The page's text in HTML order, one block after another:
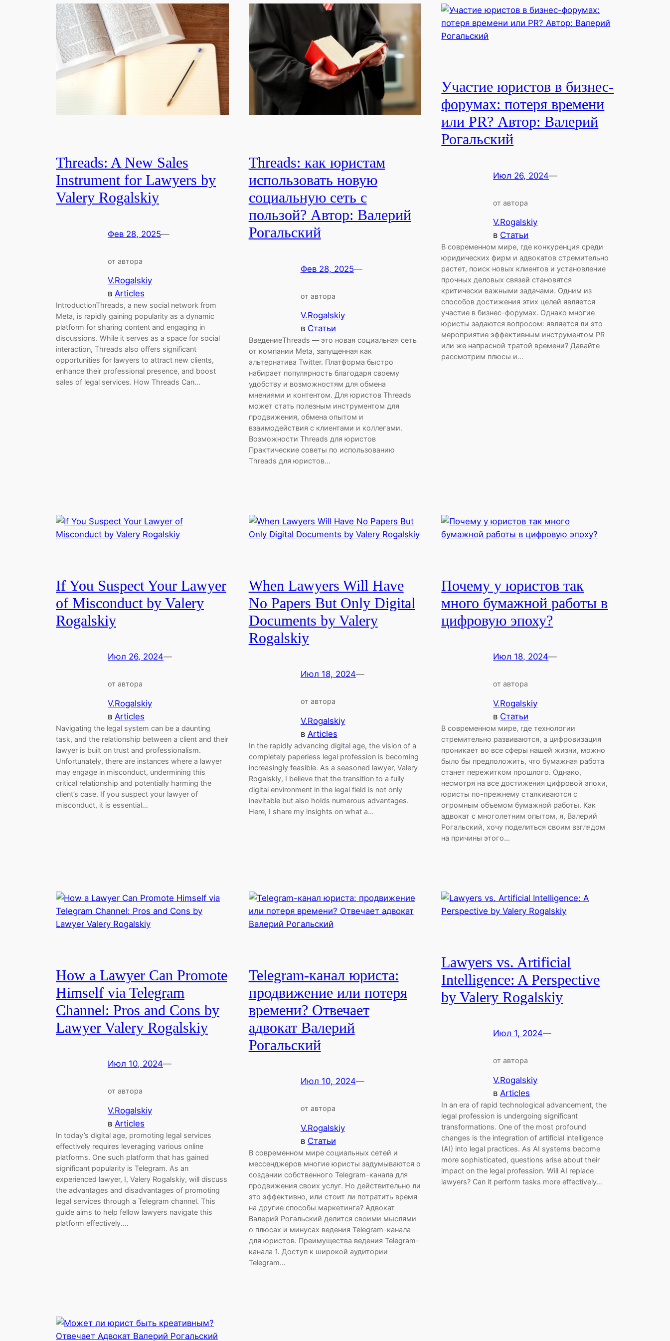
Threads: A New Sales
Instrument for Lawyers by
Valery Rogalskiy
Фев 28, 2025—
от автора
V.Rogalskiy
в Articles
IntroductionThreads, a new social network from
Meta, is rapidly gaining popularity as a dynamic
platform for sharing content and engaging in
discussions. While it serves as a space for social
interaction, Threads also offers significant
opportunities for lawyers to attract new clients,
enhance their professional presence, and boost
sales of legal services. How Threads Can…
Threads: как юристам
использовать новую
социальную сеть с
пользой? Автор: Валерий
Рогальский
Фев 28, 2025—
от автора
V.Rogalskiy
в Статьи
ВведениеThreads — это новая социальная сеть
от компании Meta, запущенная как
альтернатива Twitter. Платформа быстро
набирает популярность благодаря своему
удобству и возможностям для обмена
мнениями и контентом. Для юристов Threads
может стать полезным инструментом для
продвижения, обмена опытом и
взаимодействия с клиентами и коллегами.
Возможности Threads для юристов
Практические советы по использованию
Threads для юристов…
Участие юристов в бизнес-
форумах: потеря времени
или PR? Автор: Валерий
Рогальский
Июл 26, 2024—
от автора
V.Rogalskiy
в Статьи
В современном мире, где конкуренция среди
юридических фирм и адвокатов стремительно
растет, поиск новых клиентов и установление
прочных деловых связей становятся
критически важными задачами. Одним из
способов достижения этих целей является
участие в бизнес-форумах. Однако многие
юристы задаются вопросом: является ли это
мероприятие эффективным инструментом PR
или же напрасной тратой времени? Давайте
рассмотрим плюсы и…
If You Suspect Your Lawyer
of Misconduct by Valery
Rogalskiy
Июл 26, 2024—
от автора
V.Rogalskiy
в Articles
Navigating the legal system can be a daunting
task, and the relationship between a client and their
lawyer is built on trust and professionalism.
Unfortunately, there are instances where a lawyer
may engage in misconduct, undermining this
critical relationship and potentially harming the
client’s case. If you suspect your lawyer of
misconduct, it is essential…
When Lawyers Will Have
No Papers But Only Digital
Documents by Valery
Rogalskiy
Июл 18, 2024—
от автора
V.Rogalskiy
в Articles
In the rapidly advancing digital age, the vision of a
completely paperless legal profession is becoming
increasingly feasible. As a seasoned lawyer, Valery
Rogalskiy, I believe that the transition to a fully
digital environment in the legal field is not only
inevitable but also holds numerous advantages.
Here, I share my insights on what a…
Почему у юристов так
много бумажной работы в
цифровую эпоху?
Июл 18, 2024—
от автора
V.Rogalskiy
в Статьи
В современном мире, где технологии
стремительно развиваются, а цифровизация
проникает во все сферы нашей жизни, можно
было бы предположить, что бумажная работа
станет пережитком прошлого. Однако,
несмотря на все достижения цифровой эпохи,
юристы по-прежнему сталкиваются с
огромным объемом бумажной работы. Как
адвокат с многолетним опытом, я, Валерий
Рогальский, хочу поделиться своим взглядом
на причины этого…
How a Lawyer Can Promote
Himself via Telegram
Channel: Pros and Cons by
Lawyer Valery Rogalskiy
Июл 10, 2024—
от автора
V.Rogalskiy
в Articles
In today’s digital age, promoting legal services
effectively requires leveraging various online
platforms. One such platform that has gained
significant popularity is Telegram. As an
experienced lawyer, I, Valery Rogalskiy, will discuss
the advantages and disadvantages of promoting
legal services through a Telegram channel. This
guide aims to help fellow lawyers navigate this
platform effectively.…
Telegram-канал юриста:
продвижение или потеря
времени? Отвечает
адвокат Валерий
Рогальский
Июл 10, 2024—
от автора
V.Rogalskiy
в Статьи
В современном мире социальных сетей и
мессенджеров многие юристы задумываются о
создании собственного Telegram-канала для
продвижения своих услуг. Но действительно ли
это эффективно, или стоит ли потратить время
на другие способы маркетинга? Адвокат
Валерий Рогальский делится своими мыслями
о плюсах и минусах ведения Telegram-канала
для юристов. Преимущества ведения Telegram-
канала 1. Доступ к широкой аудитории
Telegram…
Lawyers vs. Artificial
Intelligence: A Perspective
by Valery Rogalskiy
Июл 1, 2024—
от автора
V.Rogalskiy
в Articles
In an era of rapid technological advancement, the
legal profession is undergoing significant
transformations. One of the most profound
changes is the integration of artificial intelligence
(AI) into legal practices. As AI systems become
more sophisticated, questions arise about their
impact on the legal profession. Will AI replace
lawyers? Can it perform tasks more effectively…